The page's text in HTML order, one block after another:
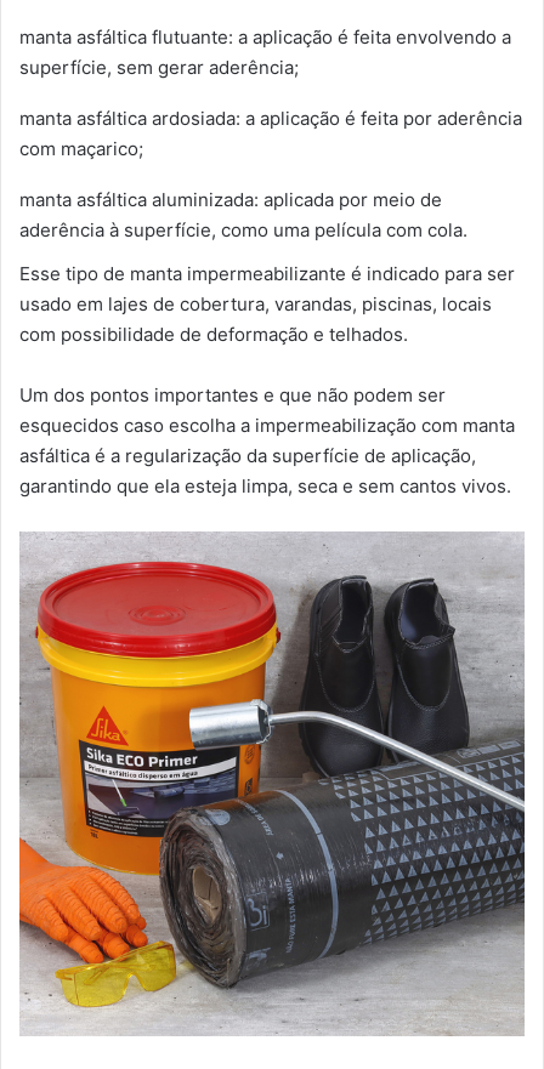
manta asfáltica flutuante: a aplicação é feita envolvendo a
superfície, sem gerar aderência;
manta asfáltica ardosiada: a aplicação é feita por aderência
com maçarico;
manta asfáltica aluminizada: aplicada por meio de
aderência à superfície, como uma película com cola.
Esse tipo de manta impermeabilizante é indicado para ser
usado em lajes de cobertura, varandas, piscinas, locais
com possibilidade de deformação e telhados.
Um dos pontos importantes e que não podem ser
esquecidos caso escolha a impermeabilização com manta
asfáltica é a regularização da superfície de aplicação,
garantindo que ela esteja limpa, seca e sem cantos vivos.